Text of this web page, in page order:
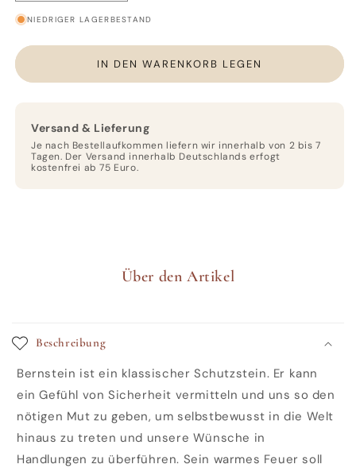
die
Menge
die
Menge
Bernstein
NIEDRIGER LAGERBESTAND
IN DEN WARENKORB LEGEN
Versand & Lieferung
Je nach Bestellaufkommen liefern wir innerhalb von 2 bis 7
Tagen. Der Versand innerhalb Deutschlands erfogt
kostenfrei ab 75 Euro.
Über den Artikel
Beschreibung
Bernstein ist ein klassischer Schutzstein. Er kann
ein Gefühl von Sicherheit vermitteln und uns so den
nötigen Mut zu geben, um selbstbewusst in die Welt
hinaus zu treten und unsere Wünsche in
Handlungen zu überführen. Sein warmes Feuer soll